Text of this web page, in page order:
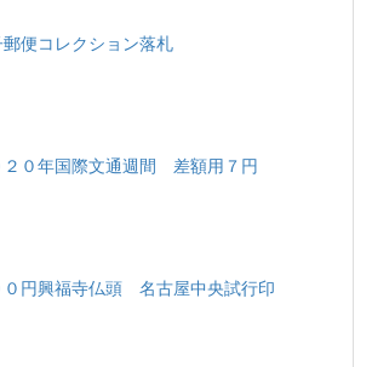
郵便コレクション落札
２０年国際文通週間 差額用７円
０円興福寺仏頭 名古屋中央試行印